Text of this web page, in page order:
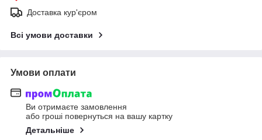
Доставка кур'єром
Всі умови доставки
Умови оплати
Ви отримаєте замовлення
або гроші повернуться на вашу картку
Детальніше